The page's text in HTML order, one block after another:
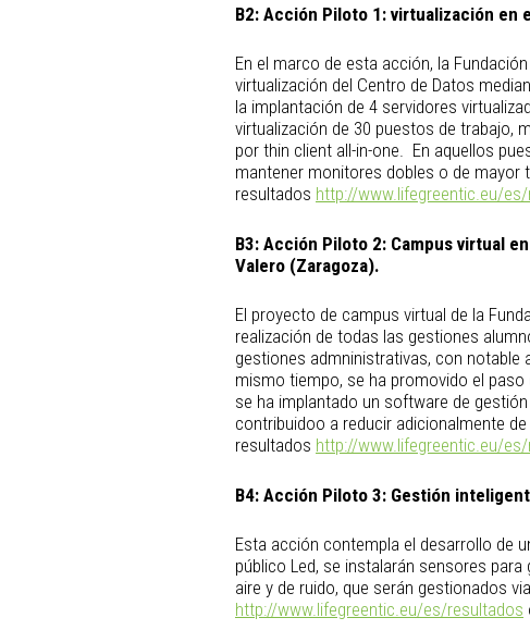
B2: Acción Piloto 1: virtualización en
En el marco de esta acción, la
virtualización del Centro de Datos
la implantación de 4 servidores
virtualización de 30 puestos de trabajo,
por thin client all-in-one. En aquellos
mantener monitores dobles o de mayor
resultados http://www.lifegreentic.eu/
B3: Acción Piloto 2: Campus virtual
Valero (Zaragoza).
El proyecto de campus virtual de la
realización de todas las gestiones
gestiones admninistrativas, con
mismo tiempo, se ha promovido el
se ha implantado un software de
contribuidoo a reducir adicionalmente
resultados http://www.lifegreentic.eu/
B4: Acción Piloto 3: Gestión
Esta acción contempla el desarrollo de
público Led, se instalarán sensores
aire y de ruido, que serán gestionados
http://www.lifegreentic.eu/es/resultados